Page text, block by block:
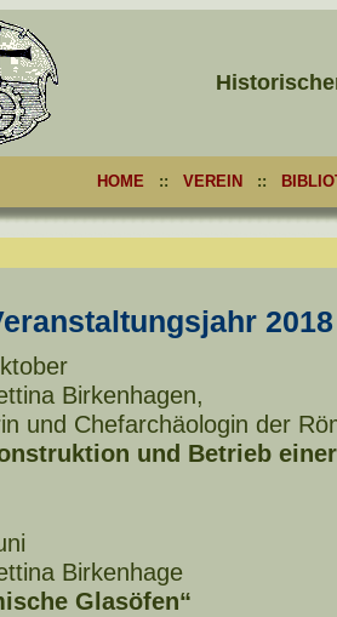
HOME:: VEREIN ::
2018
Birkenhagen,
und Chefarchäologin der
und Betrieb
Birkenhage
Glasöfen“